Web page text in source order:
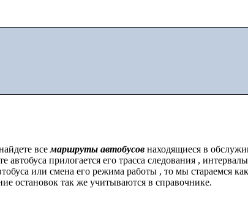
всемаршруты автобусов находящиеся в
прилогается его трасса следования ,
или смена его режима работы , то мы стараемся
остановок так же учитываются в справочнике.